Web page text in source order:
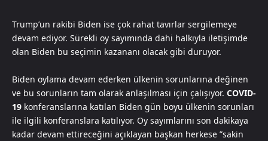
Trump’un rakibi Biden ise çok rahat tavırlar sergilemeye
devam ediyor. Sürekli oy sayımında dahi halkıyla iletişimde
olan Biden bu seçimin kazananı olacak gibi duruyor.
Biden oylama devam ederken ülkenin sorunlarına değinen
ve bu sorunların tam olarak anlaşılması için çalışıyor. COVID-
19 konferanslarına katılan Biden gün boyu ülkenin sorunları
ile ilgili konferanslara katılıyor. Oy sayımlarını son dakikaya
kadar devam ettireceğini açıklayan başkan herkese ”sakin